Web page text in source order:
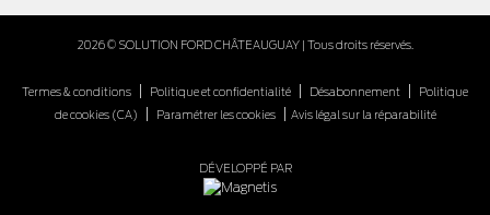
2026 © SOLUTION FORD CHÂTEAUGUAY| Tous droits réservés.
Termes & conditions Politique et confidentialité Désabonnement
Politique
de cookies (CA)
Paramétrer les cookies| Avis légal sur la réparabilité
DÉVELOPPÉ PAR